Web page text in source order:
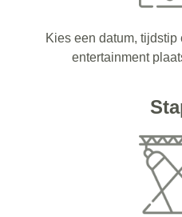
Kies een datum,
entertainment